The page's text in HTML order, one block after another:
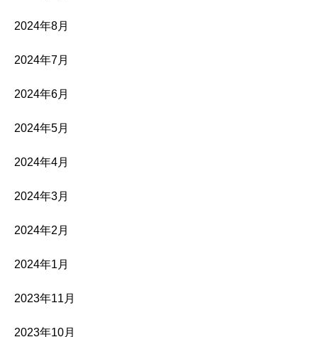
2024年8月
2024年7月
2024年6月
2024年5月
2024年4月
2024年3月
2024年2月
2024年1月
2023年11月
2023年10月